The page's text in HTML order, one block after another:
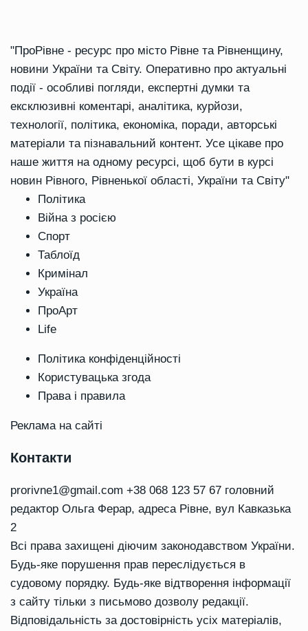
"ПроРівне - ресурс про місто Рівне та Рівненщину,
новини України та Світу. Оперативно про актуальні
події - особливі погляди, експертні думки та
ексклюзивні коментарі, аналітика, курйози,
технології, політика, економіка, поради, авторські
матеріали та пізнавальний контент. Усе цікаве про
наше життя на одному ресурсі, щоб бути в курсі
новин Рівного, Рівненької області, України та Світу"
Політика
Війна з росією
Спорт
Таблоїд
Кримінал
Україна
ПроАрт
Life
Політика конфіденційності
Користувацька згода
Права і правила
Реклама на сайті
Контакти
prorivne1@gmail.com +38 068 123 57 67 головний
редактор Ольга Ферар, адреса Рівне, вул Кавказька
2
Всі права захищені діючим законодавством України.
Будь-яке порушення прав переслідується в
судовому порядку. Будь-яке відтворення інформації
з сайту тільки з письмово дозволу редакції.
Відповідальність за достовірність усіх матеріалів,